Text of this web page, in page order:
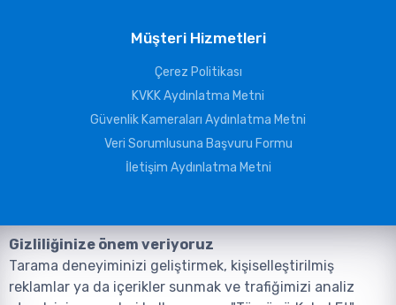
Müşteri Hizmetleri
Çerez Politikası
KVKK Aydınlatma Metni
Güvenlik Kameraları Aydınlatma Metni
Veri Sorumlusuna Başvuru Formu
İletişim Aydınlatma Metni
Gizliliğinize önem veriyoruz
Tarama deneyiminizi geliştirmek, kişiselleştirilmiş
reklamlar ya da içerikler sunmak ve trafiğimizi analiz